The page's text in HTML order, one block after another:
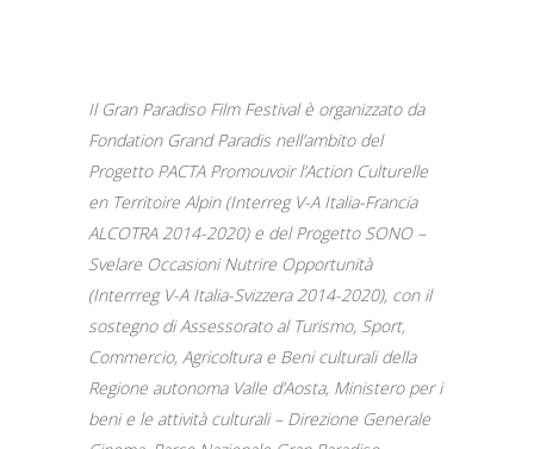
Il Gran Paradiso Film Festival è organizzato da
Fondation Grand Paradis nell’ambito del
Progetto PACTA Promouvoir l’Action Culturelle
en Territoire Alpin (Interreg V-A Italia-Francia
ALCOTRA 2014-2020) e del Progetto SONO –
Svelare Occasioni Nutrire Opportunità
(Interrreg V-A Italia-Svizzera 2014-2020), con il
sostegno di Assessorato al Turismo, Sport,
Commercio, Agricoltura e Beni culturali della
Regione autonoma Valle d’Aosta, Ministero per i
beni e le attività culturali – Direzione Generale